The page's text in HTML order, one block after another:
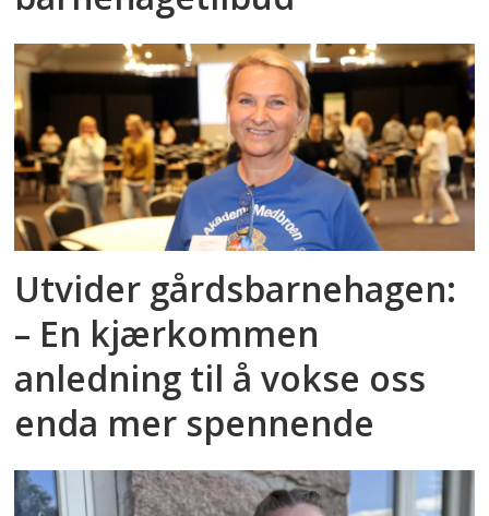
Utvider gårdsbarnehagen:
– En kjærkommen
anledning til å vokse oss
enda mer spennende